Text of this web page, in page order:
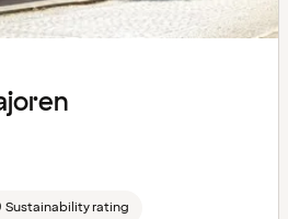
Sustainability rating